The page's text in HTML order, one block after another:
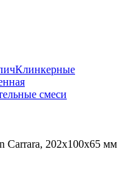
Клинкерные
смеси
Carrara, 202х100х65 мм